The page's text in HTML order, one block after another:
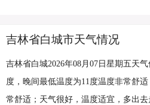
吉林省白城市天气情况
吉林省白城2026年08月07日星期五天
度，晚间最低温度为11度温度非常舒
常舒适；天气很好，温度适宜，多出